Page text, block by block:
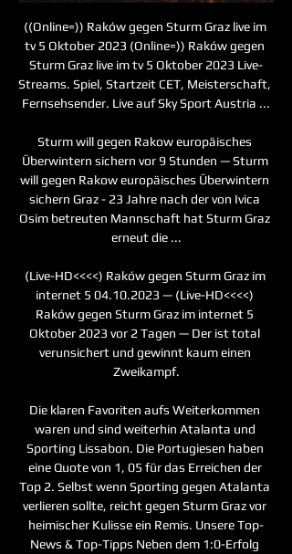
((Online=)) Raków gegen Sturm Graz live im
tv 5 Oktober 2023 (Online=)) Raków gegen
Sturm Graz live im tv 5 Oktober 2023 Live-
Streams. Spiel, Startzeit CET, Meisterschaft,
Fernsehsender. Live auf Sky Sport Austria ...
Sturm will gegen Rakow europäisches
Überwintern sichern vor 9 Stunden — Sturm
will gegen Rakow europäisches Überwintern
sichern Graz - 23 Jahre nach der von Ivica
Osim betreuten Mannschaft hat Sturm Graz
erneut die ...
(Live-HD<<<<) Raków gegen Sturm Graz im
internet 5 04.10.2023 — (Live-HD<<<<)
Raków gegen Sturm Graz im internet 5
Oktober 2023 vor 2 Tagen — Der ist total
verunsichert und gewinnt kaum einen
Zweikampf.
Die klaren Favoriten aufs Weiterkommen
waren und sind weiterhin Atalanta und
Sporting Lissabon. Die Portugiesen haben
eine Quote von 1, 05 für das Erreichen der
Top 2. Selbst wenn Sporting gegen Atalanta
verlieren sollte, reicht gegen Sturm Graz vor
heimischer Kulisse ein Remis. Unsere Top-
News & Top-Tipps Neben dem 1:0-Erfolg